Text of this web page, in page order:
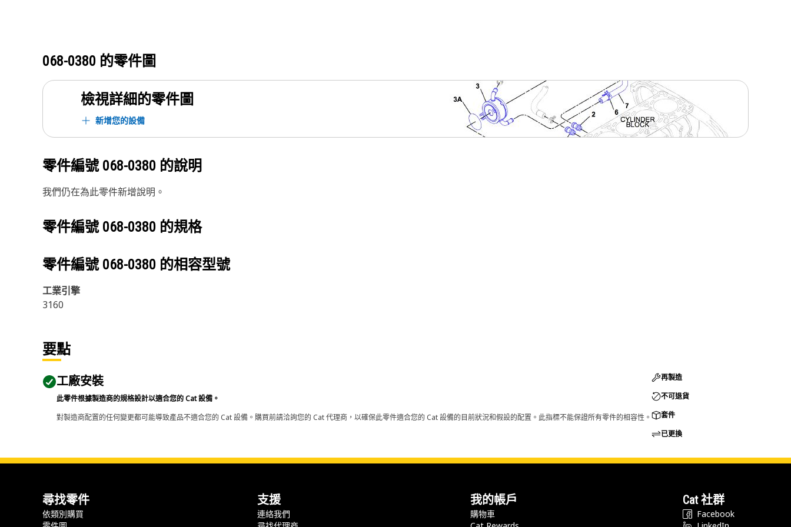
068-0380 的零件圖
檢視詳細的零件圖
新增您的設備
零件編號 068-0380 的說明
我們仍在為此零件新增說明。
零件編號 068-0380 的規格
零件編號 068-0380 的相容型號
工業引擎
3160
要點
工廠安裝
此零件根據製造商的規格設計以適合您的 Cat 設備。
對製造商配置的任何變更都可能導致產品不適合您的 Cat 設備。購買前請洽詢您的 Cat 代理商，以確保此零件適合您的 Cat 設備的目前狀況和假設的配置。此指標不能保證所有零件的相容性。
再製造
不可退貨
套件
已更換
尋找零件
依類別購買
支援
連絡我們
我的帳戶
購物車
Cat 社群
Facebook